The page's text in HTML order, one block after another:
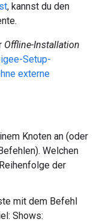
, kannst du den
Offline-Installation
Setup-
externe
Knoten an (oder
Welchen
der
mit dem Befehl
Shows: